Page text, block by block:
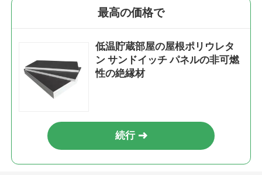
最高の価格で
低温貯蔵部屋の屋根ポリウレタ
ン サンドイッチ パネルの非可燃
性の絶縁材
続行